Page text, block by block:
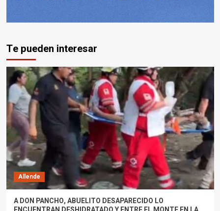
Te pueden interesar
Allende
A DON PANCHO, ABUELITO DESAPARECIDO LO